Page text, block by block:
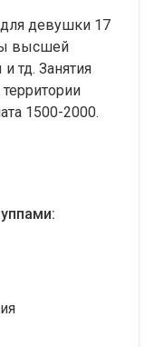
для девушки 17
высшей
тд. Занятия
1500-2000.